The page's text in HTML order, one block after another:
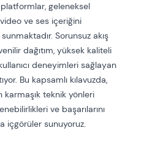
geleneksel
video ve ses içeriğini
Sorunsuz akış
dağıtım, yüksek kaliteli
deneyimleri sağlayan
Bu kapsamlı kılavuzda,
karmaşık teknik yönleri
ve başarılarını
içgörüler sunuyoruz.